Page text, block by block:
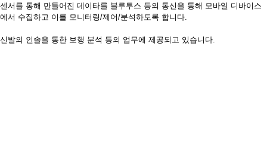
센서를 통해 만들어진 데이타를 블루투스 등의 통신을 통해 모바일 디바이스
에서 수집하고 이를 모니터링/제어/분석하도록 합니다.
신발의 인솔을 통한 보행 분석 등의 업무에 제공되고 있습니다.